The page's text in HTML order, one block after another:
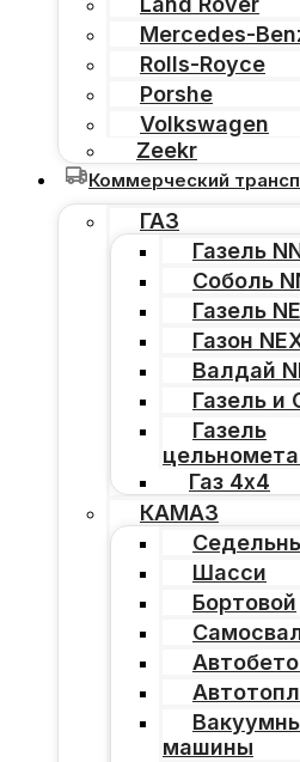
Mercedes-
Rolls-Royce
Porshe
Volkswagen
Zeekr
Коммерческий
ГАЗ
Газель
Соболь
Газель
Газон
Валдай
Газель и
Газель
Газ 4х4
КАМАЗ
Шасси
Бортовой
машины